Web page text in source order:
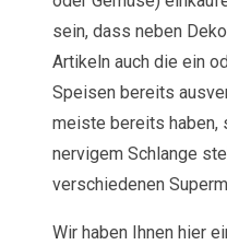
sein, dass neben
Artikeln auch die ein
Speisen bereits
meiste bereits haben,
nervigem Schlange
verschiedenen
Wir haben Ihnen hier